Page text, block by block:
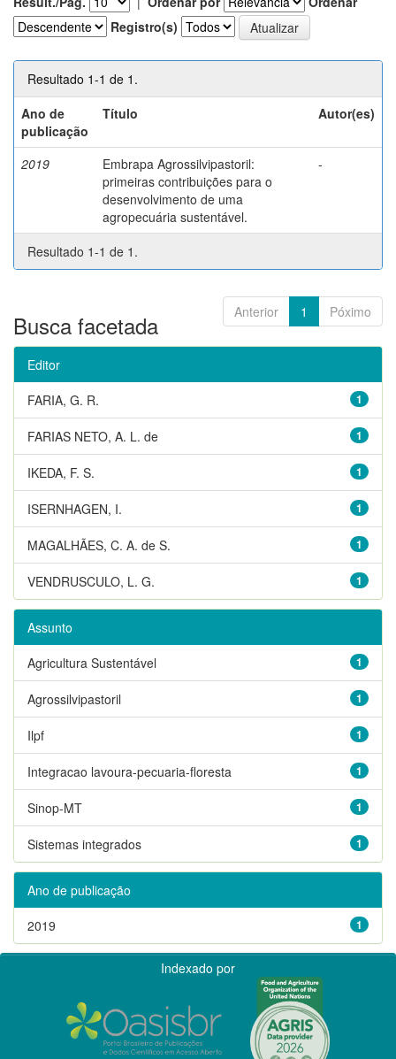
Registro(s)
Resultado 1-1 de 1.
Ano de
publicação
Título Autor(es)
2019
Embrapa Agrossilvipastoril:
primeiras contribuições para o
desenvolvimento de uma
agropecuária sustentável.
-
Resultado 1-1 de 1.
Anterior 1 Póximo
Busca facetada
Editor
1
FARIA, G. R.
1
FARIAS NETO, A. L. de
1
IKEDA, F. S.
1
ISERNHAGEN, I.
1
MAGALHÃES, C. A. de S.
1
VENDRUSCULO, L. G.
Assunto
1
Agricultura Sustentável
1
Agrossilvipastoril
1
Ilpf
1
Integracao lavoura-pecuaria-floresta
1
Sinop-MT
1
Sistemas integrados
Ano de publicação
1
2019
Indexado por